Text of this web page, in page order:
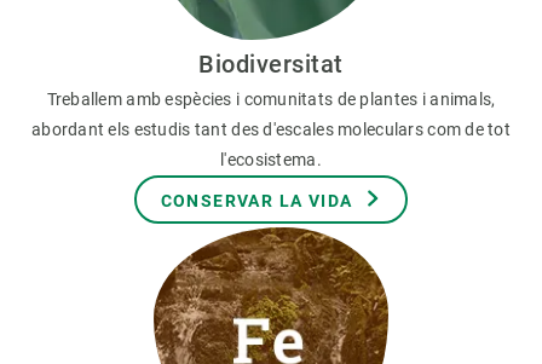
Biodiversitat
Treballem amb espècies i comunitats de plantes i animals,
abordant els estudis tant des d'escales moleculars com de tot
l'ecosistema.
CONSERVAR LA VIDA